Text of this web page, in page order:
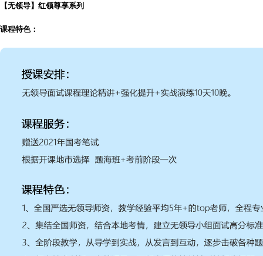
【无领导】红领尊享系列
课程特色：